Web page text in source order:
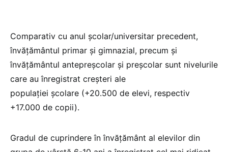
Comparativ cu anul şcolar/universitar precedent,
învăţământul primar și gimnazial, precum și
învăţământul antepreșcolar și preșcolar sunt nivelurile
care au înregistrat creşteri ale
populaţiei şcolare (+20.500 de elevi, respectiv
+17.000 de copii).
Gradul de cuprindere în învăţământ al elevilor din